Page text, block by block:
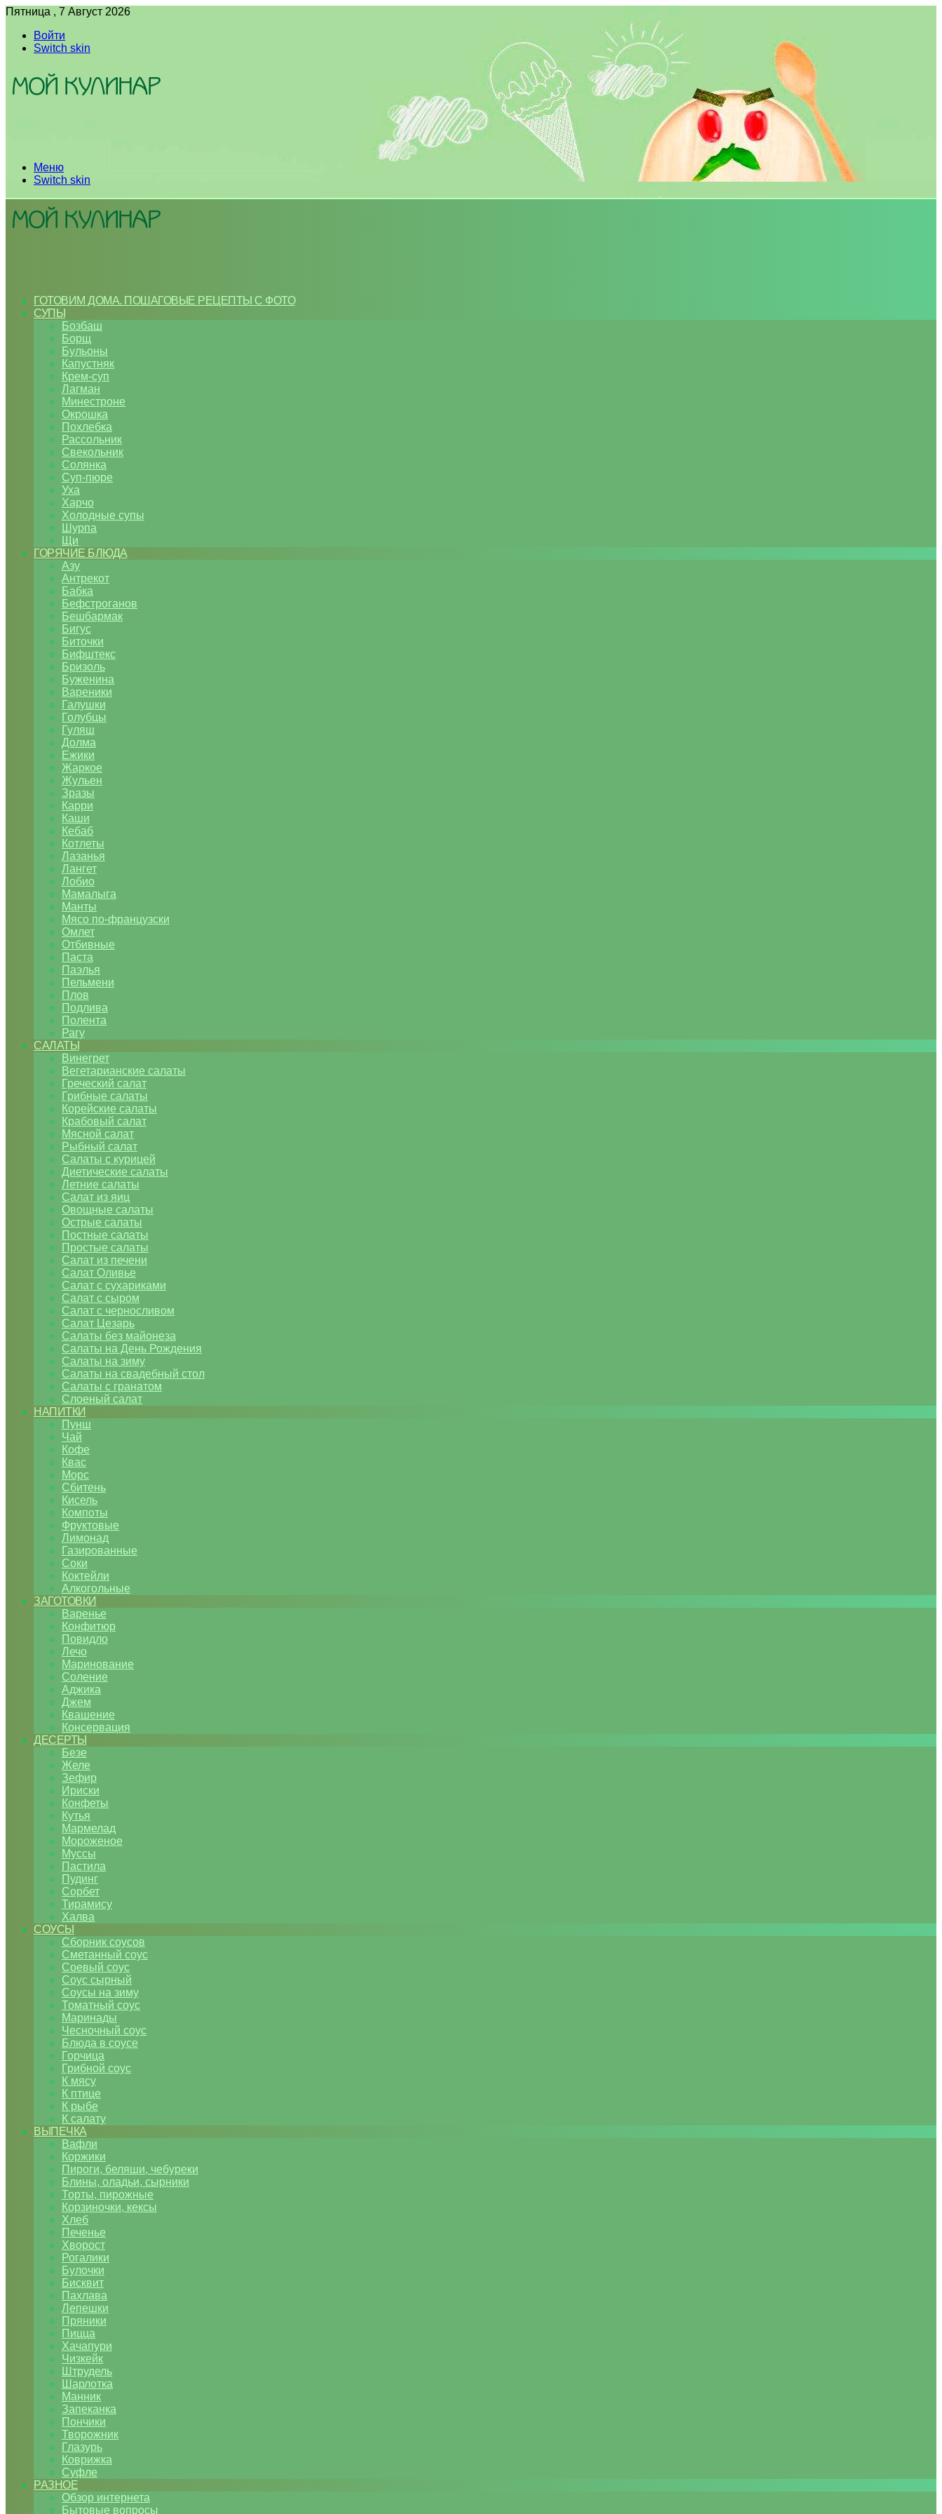
Пятница , 7 Август 2026
Войти
Switch skin
Меню
Switch skin
ГОТОВИМ ДОМА. ПОШАГОВЫЕ РЕЦЕПТЫ С ФОТО
СУПЫ
Бозбаш
Борщ
Бульоны
Капустняк
Крем-суп
Лагман
Минестроне
Окрошка
Похлебка
Рассольник
Свекольник
Солянка
Суп-пюре
Уха
Харчо
Холодные супы
Шурпа
Щи
ГОРЯЧИЕ БЛЮДА
Азу
Антрекот
Бабка
Бефстроганов
Бешбармак
Бигус
Биточки
Бифштекс
Бризоль
Буженина
Вареники
Галушки
Голубцы
Гуляш
Долма
Ежики
Жаркое
Жульен
Зразы
Карри
Каши
Кебаб
Котлеты
Лазанья
Лангет
Лобио
Мамалыга
Манты
Мясо по-французски
Омлет
Отбивные
Паста
Паэлья
Пельмени
Плов
Подлива
Полента
Рагу
САЛАТЫ
Винегрет
Вегетарианские салаты
Греческий салат
Грибные салаты
Корейские салаты
Крабовый салат
Мясной салат
Рыбный салат
Салаты с курицей
Диетические салаты
Летние салаты
Салат из яиц
Овощные салаты
Острые салаты
Постные салаты
Простые салаты
Салат из печени
Салат Оливье
Салат с сухариками
Салат с сыром
Салат с черносливом
Салат Цезарь
Салаты без майонеза
Салаты на День Рождения
Салаты на зиму
Салаты на свадебный стол
Салаты с гранатом
Слоеный салат
НАПИТКИ
Пунш
Чай
Кофе
Квас
Морс
Сбитень
Кисель
Компоты
Фруктовые
Лимонад
Газированные
Соки
Коктейли
Алкогольные
ЗАГОТОВКИ
Варенье
Конфитюр
Повидло
Лечо
Маринование
Соление
Аджика
Джем
Квашение
Консервация
ДЕСЕРТЫ
Безе
Желе
Зефир
Ириски
Конфеты
Кутья
Мармелад
Мороженое
Муссы
Пастила
Пудинг
Сорбет
Тирамису
Халва
СОУСЫ
Сборник соусов
Сметанный соус
Соевый соус
Соус сырный
Соусы на зиму
Томатный соус
Маринады
Чесночный соус
Блюда в соусе
Горчица
Грибной соус
К мясу
К птице
К рыбе
К салату
ВЫПЕЧКА
Вафли
Коржики
Пироги, беляши, чебуреки
Блины, оладьи, сырники
Торты, пирожные
Корзиночки, кексы
Хлеб
Печенье
Хворост
Рогалики
Булочки
Бисквит
Пахлава
Лепешки
Пряники
Пицца
Хачапури
Чизкейк
Штрудель
Шарлотка
Манник
Запеканка
Пончики
Творожник
Глазурь
Коврижка
Суфле
РАЗНОЕ
Обзор интернета
Бытовые вопросы